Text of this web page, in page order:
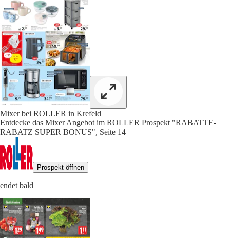
Mixer bei ROLLER in Krefeld
Entdecke das Mixer Angebot im ROLLER Prospekt "RABATTE-
RABATZ SUPER BONUS", Seite 14
Prospekt öffnen
endet bald